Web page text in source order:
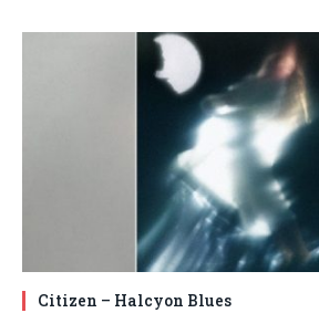
Citizen – Halcyon Blues